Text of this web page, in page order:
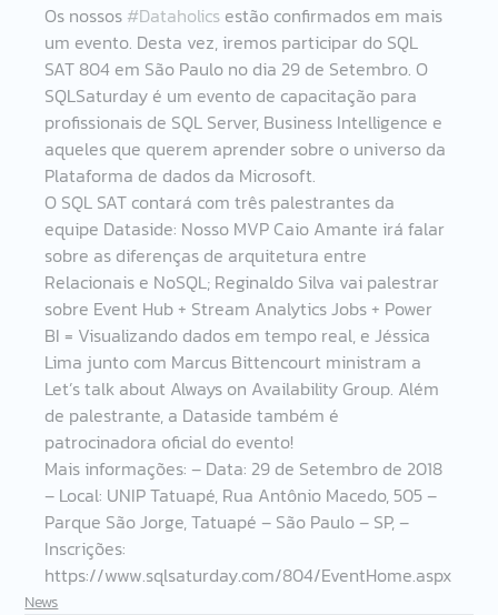
Os nossos #Dataholics estão confirmados em mais
um evento. Desta vez, iremos participar do SQL
SAT 804 em São Paulo no dia 29 de Setembro. O
SQLSaturday é um evento de capacitação para
profissionais de SQL Server, Business Intelligence e
aqueles que querem aprender sobre o universo da
Plataforma de dados da Microsoft.
O SQL SAT contará com três palestrantes da
equipe Dataside: Nosso MVP Caio Amante irá falar
sobre as diferenças de arquitetura entre
Relacionais e NoSQL; Reginaldo Silva vai palestrar
sobre Event Hub + Stream Analytics Jobs + Power
BI = Visualizando dados em tempo real, e Jéssica
Lima junto com Marcus Bittencourt ministram a
Let’s talk about Always on Availability Group. Além
de palestrante, a Dataside também é
patrocinadora oficial do evento!
Mais informações: – Data: 29 de Setembro de 2018
– Local: UNIP Tatuapé, Rua Antônio Macedo, 505 –
Parque São Jorge, Tatuapé – São Paulo – SP, –
Inscrições:
https://www.sqlsaturday.com/804/EventHome.aspx
News